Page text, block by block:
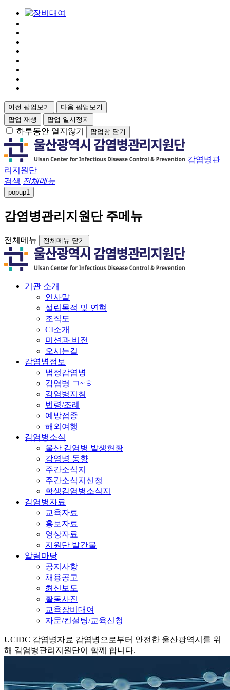
이전 팝업보기
다음 팝업보기
팝업 재생
팝업 일시정지
하루동안 열지않기 팝업창 닫기
감염병관
리지원단
검색 전체메뉴
popup1
감염병관리지원단 주메뉴
전체메뉴 전체메뉴 닫기
기관 소개
인사말
설립목적 및 연혁
조직도
CI소개
미션과 비전
오시는길
감염병정보
법정감염병
감염병 ㄱ~ㅎ
감염병지침
법령/조례
예방접종
해외여행
감염병소식
울산 감염병 발생현황
감염병 동향
주간소식지
주간소식지신청
학생감염병소식지
감염병자료
교육자료
홍보자료
영상자료
지원단 발간물
알림마당
공지사항
채용공고
최신보도
활동사진
교육장비대여
자문/컨설팅/교육신청
UCIDC 감염병자료 감염병으로부터 안전한 울산광역시를 위
해 감염병관리지원단이 함께 합니다.